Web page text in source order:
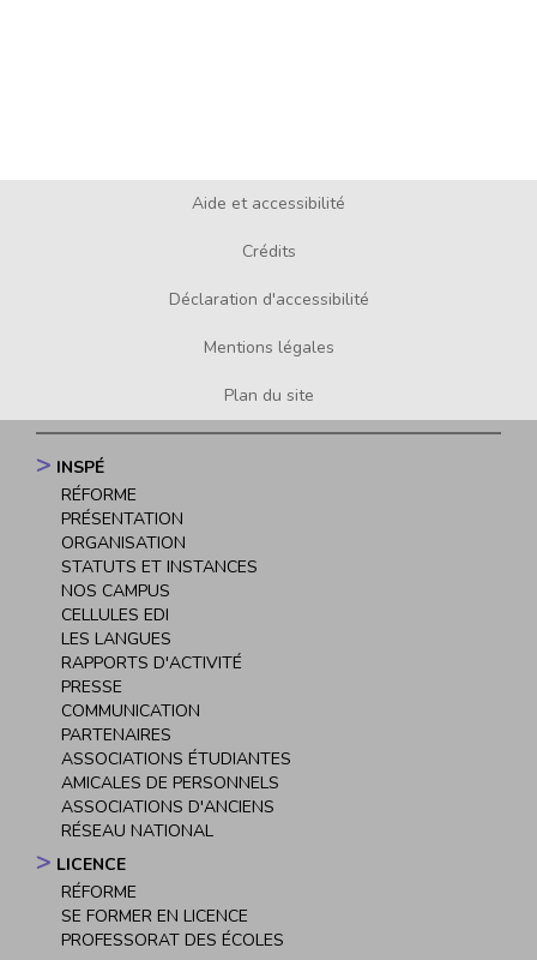
Aide et accessibilité
Crédits
Déclaration d'accessibilité
Mentions légales
Plan du site
Navigation
principale
INSPÉ
RÉFORME
PRÉSENTATION
ORGANISATION
STATUTS ET INSTANCES
NOS CAMPUS
CELLULES EDI
LES LANGUES
RAPPORTS D'ACTIVITÉ
PRESSE
COMMUNICATION
PARTENAIRES
ASSOCIATIONS ÉTUDIANTES
AMICALES DE PERSONNELS
ASSOCIATIONS D'ANCIENS
RÉSEAU NATIONAL
LICENCE
RÉFORME
SE FORMER EN LICENCE
PROFESSORAT DES ÉCOLES